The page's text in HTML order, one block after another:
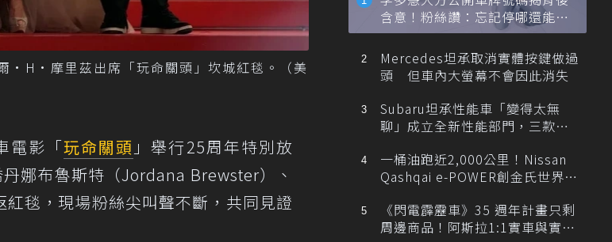
·H·摩里茲出席「玩命關頭」坎城紅毯。（美
電影「玩命關頭 」舉行25周年特別放
丹娜布魯斯特（Jordana Brewster）、
毯，現場粉絲尖叫聲不斷，共同見證
含意！粉絲讚：忘記停哪還能幫
忙找車
Mercedes坦承取消實體按鍵做過
頭 但車內大螢幕不會因此消失
Subaru坦承性能車「變得太無
聊」成立全新性能部門，三款手
一桶油跑近2,000公里！Nissan
Qashqai e-POWER創金氏世界紀
《閃電霹靂車》35 週年計畫只剩
周邊商品！阿斯拉1:1實車與實體